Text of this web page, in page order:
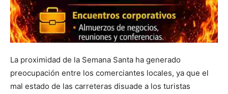
La proximidad de la Semana Santa ha generado
preocupación entre los comerciantes locales, ya que el
mal estado de las carreteras disuade a los turistas